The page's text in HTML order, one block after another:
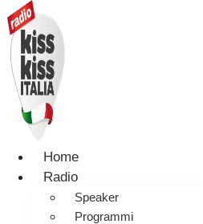
Home
Radio
Speaker
Programmi